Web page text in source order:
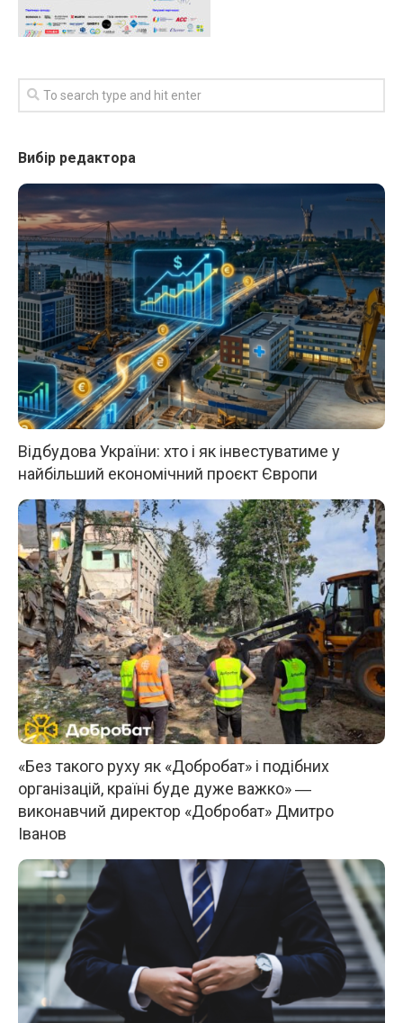
Вибір редактора
Відбудова України: хто і як інвестуватиме у
найбільший економічний проєкт Європи
«Без такого руху як «Добробат» і подібних
організацій, країні буде дуже важко» ―
виконавчий директор «Добробат» Дмитро
Іванов